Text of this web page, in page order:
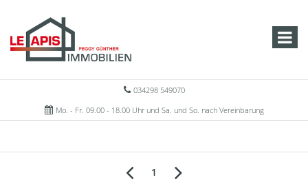
034298 549070
Mo. - Fr. 09.00 - 18.00 Uhr und Sa. und So. nach Vereinbarung
1